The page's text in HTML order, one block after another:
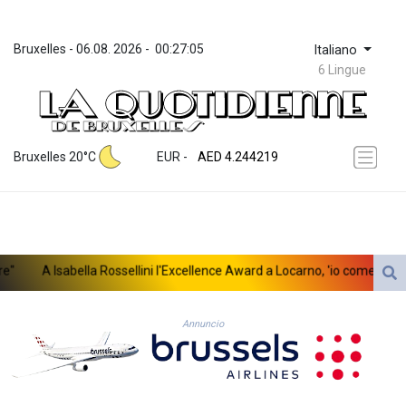
Bruxelles - 06.08. 2026 - 00:27:05 Italiano
6 Lingue
Bruxelles 20°C EUR -
ZWL 372.08152
AED 4.244219
AFN 76.265188
ARS 1728.896998
AUD 1.637965
AZN 1.966679
BAM 1.957416
BBD 2.326121
BDT 142.958042
A Isabella Rossellini l'Excellence Award a Locarno, 'io come mio
Annuncio